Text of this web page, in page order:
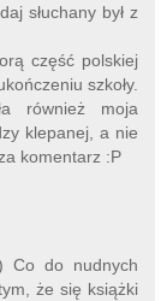
słuchany był z
część polskiej
szkoły.
również moja
klepanej, a nie
komentarz :P
Co do nudnych
że się książki